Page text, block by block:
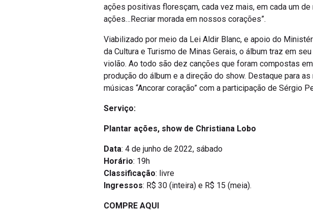
ações positivas floresçam, cada vez mais, em cada um
ações…Recriar morada em nossos corações”.
Viabilizado por meio da Lei Aldir Blanc, e apoio do
da Cultura e Turismo de Minas Gerais, o álbum traz em
violão. Ao todo são dez canções que foram compostas
produção do álbum e a direção do show. Destaque para
músicas “Ancorar coração” com a participação de Sérgio
Serviço:
Plantar ações, show de Christiana Lobo
Data: 4 de junho de 2022, sábado
Horário: 19h
Classificação: livre
Ingressos: R$ 30 (inteira) e R$ 15 (meia).
COMPRE AQUI